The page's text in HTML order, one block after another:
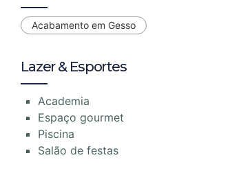
Acabamento em Gesso
Lazer & Esportes
Academia
Espaço gourmet
Piscina
Salão de festas